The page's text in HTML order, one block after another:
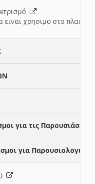
ειναι χρησιμο στο
για τις Παρουσιάσεις
για Παρουσιολογια